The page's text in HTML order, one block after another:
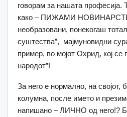
говорам за нашата професија.
како – ПИЖАМИ
необразовани, понекогаш
суштества”, мајмуновидни
пример, во мојот Охрид, кој се
народот”!
За него е нормално, на
колумна, после името и
напишано – ЛИЧНО од него!?